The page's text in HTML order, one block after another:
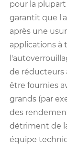
pour la
garantit que
après une
applications à
de réducteurs
être fournies
grands (par
des
détriment de
équipe